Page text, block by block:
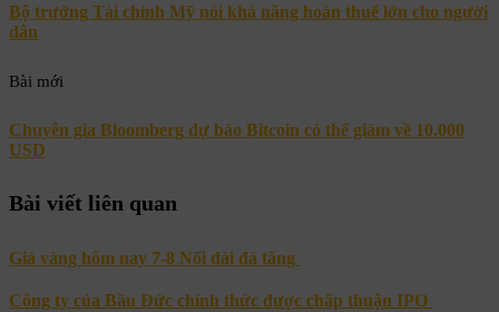
Bộ trưởng Tài chính Mỹ nói khả năng hoàn thuế lớn cho người
dân
Bài mới
Chuyên gia Bloomberg dự báo Bitcoin có thể giảm về 10.000
USD
Bài viết liên quan
Giá vàng hôm nay 7-8 Nối dài đà tăng
Công ty của Bầu Đức chính thức được chấp thuận IPO